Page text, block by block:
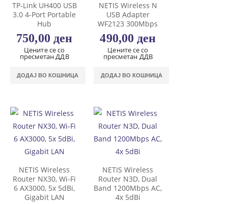
TP-Link UH400 USB
3.0 4-Port Portable
Hub
750,00 ден
Цените се со
пресметан ДДВ
ДОДАЈ ВО КОШНИЦА
NETIS Wireless N
USB Adapter
WF2123 300Mbps
490,00 ден
Цените се со
пресметан ДДВ
ДОДАЈ ВО КОШНИЦА
NETIS Wireless
Router NX30, Wi-Fi
6 AX3000, 5x 5dBi,
Gigabit LAN
NETIS Wireless
Router N3D, Dual
Band 1200Mbps AC,
4x 5dBi